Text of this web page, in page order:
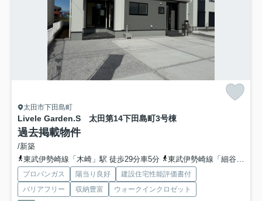
太田市下田島町
Livele Garden.S 太田第14下田島町3号棟
過去掲載物件
/新築
東武伊勢崎線「木崎」駅 徒歩29分車5分
東武伊勢崎線「細谷」駅 徒歩37分
プロパンガス 陽当り良好
建設住宅性能評価書付
バリアフリー
収納豊富
ウォークインクロゼット